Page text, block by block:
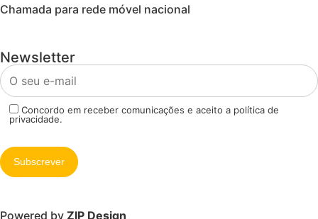
Chamada para rede móvel nacional
Newsletter
Concordo em receber comunicações e aceito a política de
privacidade.
Powered by ZIP Design